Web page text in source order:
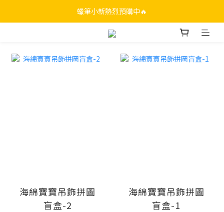
蠟筆小新熱烈預購中🔥
海綿寶寶吊飾拼圖
盲盒-2
海綿寶寶吊飾拼圖
盲盒-1